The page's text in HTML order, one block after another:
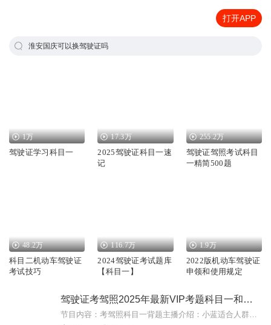
打开APP
淮安国庆可以换驾驶证吗
1万
驾驶证学习科目一
17.3万
2025驾驶证科目一速
记
255.2万
驾驶证驾照考试科目
一精简500题
48.2万
科目二机动车驾驶证
考试技巧
116.7万
2024驾驶证考试题库
【科目一】
1.9万
2022版机动车驾驶证
申领和使用规定
驾驶证考驾照2025年最新VIP考题科目一和科目四